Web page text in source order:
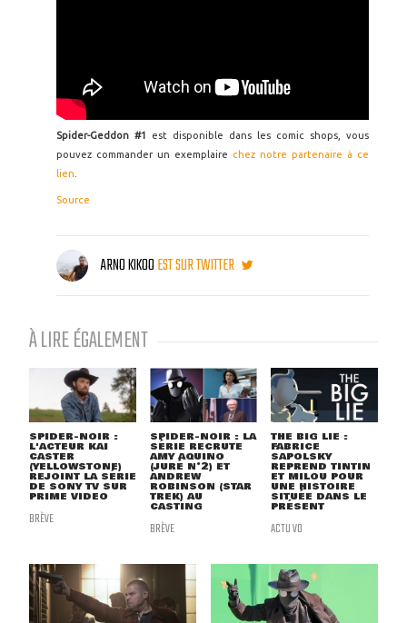
Spider-Geddon #1 est disponible dans les comic shops, vous
pouvez commander un exemplaire chez notre partenaire à ce
lien
Source
ARNO KIKOOEST SUR TWITTER
À LIRE ÉGALEMENT
SPIDER-NOIR :
L'ACTEUR KAI
CASTER
(YELLOWSTONE)
REJOINT LA SÉRIE
DE SONY TV SUR
PRIME VIDEO
BRÈVE
SPIDER-NOIR : LA
SÉRIE RECRUTE
AMY AQUINO
(JURÉ N°2) ET
ANDREW
ROBINSON (STAR
TREK) AU
CASTING
BRÈVE
THE BIG LIE :
FABRICE
SAPOLSKY
REPREND TINTIN
ET MILOU POUR
UNE HISTOIRE
SITUÉE DANS LE
PRÉSENT
ACTU VO